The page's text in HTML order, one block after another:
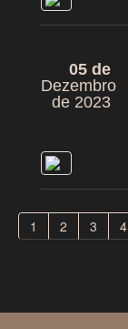
05 de
Dezembro
de 2023
1 2 3 4